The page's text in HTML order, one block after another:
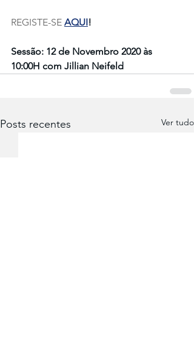
REGISTE-SE AQUI!
Sessão: 12 de Novembro 2020 às
10:00H com Jillian Neifeld
Posts recentes Ver tudo